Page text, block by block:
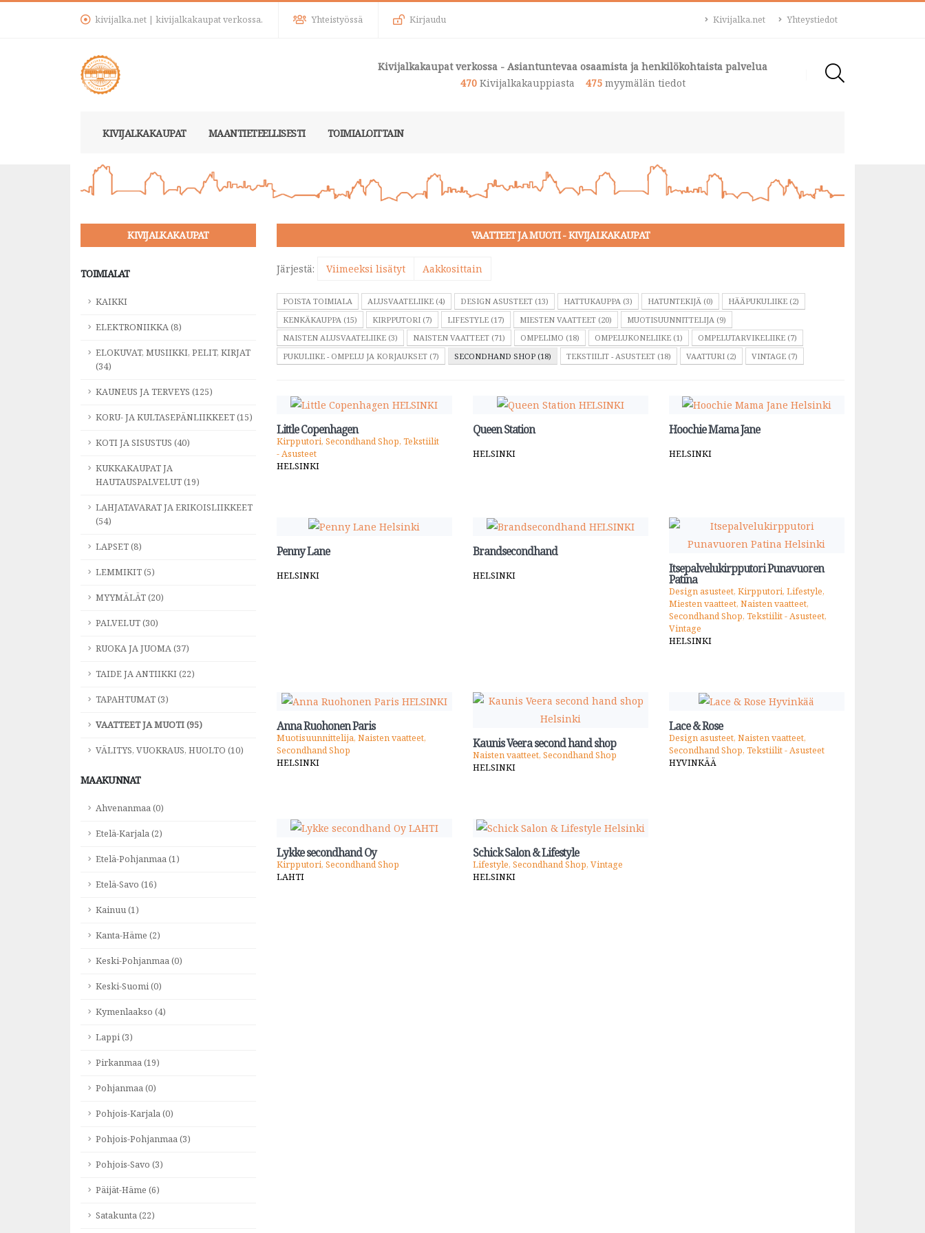
kivijalka.net | kivijalkakaupat verkossa. Yhteistyössä Kirjaudu Kivijalka.net Yhteystiedot
Kivijalkakaupat verkossa - Asiantuntevaa osaamista ja henkilökohtaista palvelua
470 Kivijalkakauppiasta 475myymälän tiedot
KIVIJALKAKAUPAT MAANTIETEELLISESTI TOIMIALOITTAIN
KIVIJALKAKAUPAT
TOIMIALAT
KAIKKI
ELEKTRONIIKKA (8)
ELOKUVAT, MUSIIKKI, PELIT, KIRJAT
(34)
KAUNEUS JA TERVEYS (125)
KORU- JA KULTASEPÄNLIIKKEET (15)
KOTI JA SISUSTUS (40)
KUKKAKAUPAT JA
HAUTAUSPALVELUT (19)
LAHJATAVARAT JA ERIKOISLIIKKEET
(54)
LAPSET (8)
LEMMIKIT (5)
MYYMÄLÄT (20)
PALVELUT (30)
RUOKA JA JUOMA (37)
TAIDE JA ANTIIKKI (22)
TAPAHTUMAT (3)
VAATTEET JA MUOTI (95)
VÄLITYS, VUOKRAUS, HUOLTO (10)
MAAKUNNAT
Ahvenanmaa (0)
Etelä-Karjala (2)
Etelä-Pohjanmaa (1)
Etelä-Savo (16)
Kainuu (1)
Kanta-Häme (2)
Keski-Pohjanmaa (0)
Keski-Suomi (0)
Kymenlaakso (4)
Lappi (3)
Pirkanmaa (19)
Pohjanmaa (0)
Pohjois-Karjala (0)
Pohjois-Pohjanmaa (3)
Pohjois-Savo (3)
Päijät-Häme (6)
Satakunta (22)
VAATTEET JA MUOTI - KIVIJALKAKAUPAT
Järjestä: Viimeeksi lisätyt Aakkosittain
POISTA TOIMIALA ALUSVAATELIIKE (4) DESIGN ASUSTEET (13) HATTUKAUPPA (3) HATUNTEKIJÄ (0)
HÄÄPUKULIIKE (2)
KENKÄKAUPPA (15)
KIRPPUTORI (7) LIFESTYLE (17) MIESTEN VAATTEET (20)
MUOTISUUNNITTELIJA (9)
NAISTEN ALUSVAATELIIKE (3)
NAISTEN VAATTEET (71) OMPELIMO (18) OMPELUKONELIIKE (1)
OMPELUTARVIKELIIKE (7)
PUKULIIKE - OMPELU JA KORJAUKSET (7)
SECONDHAND SHOP (18) TEKSTIILIT - ASUSTEET (18) VAATTURI (2) VINTAGE (7)
Little Copenhagen
Kirpputori, Secondhand Shop, Tekstiilit
- Asusteet
HELSINKI
Queen Station
HELSINKI
Hoochie Mama Jane
HELSINKI
Penny Lane
HELSINKI
Brandsecondhand
HELSINKI Itsepalvelukirpputori Punavuoren
Patina
Design asusteet, Kirpputori, Lifestyle,
Miesten vaatteet, Naisten vaatteet,
Secondhand Shop, Tekstiilit - Asusteet,
Vintage
HELSINKI
Anna Ruohonen Paris
Muotisuunnittelija, Naisten vaatteet,
Secondhand Shop
HELSINKI
Kaunis Veera second hand shop
Naisten vaatteet, Secondhand Shop
HELSINKI
Lace & Rose
Design asusteet, Naisten vaatteet,
Secondhand Shop, Tekstiilit - Asusteet
HYVINKÄÄ
Lykke secondhand Oy
Kirpputori, Secondhand Shop
LAHTI
Schick Salon & Lifestyle
Lifestyle, Secondhand Shop, Vintage
HELSINKI